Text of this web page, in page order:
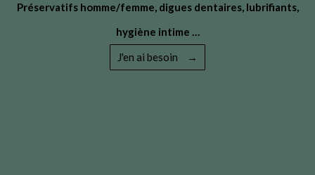
Préservatifs homme/femme, digues dentaires, lubrifiants,
hygiène intime …
J'en ai besoin
→